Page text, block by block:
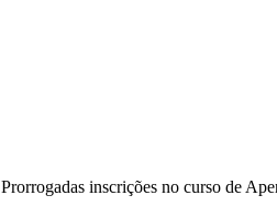
Prorrogadas inscrições no curso de